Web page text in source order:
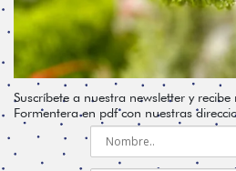
Suscríbete a nuestra newsletter y
Formentera en pdf con nuestras